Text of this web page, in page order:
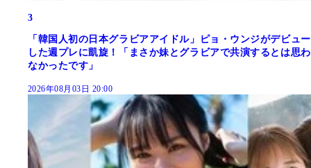
3
「韓国人初の日本グラビアアイドル」ピョ・ウンジがデビュー
した週プレに凱旋！「まさか妹とグラビアで共演するとは思わ
なかったです」
2026年08月03日 20:00